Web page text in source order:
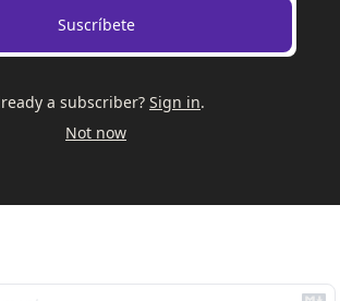
Suscríbete
a subscriber? Sign in.
Not now